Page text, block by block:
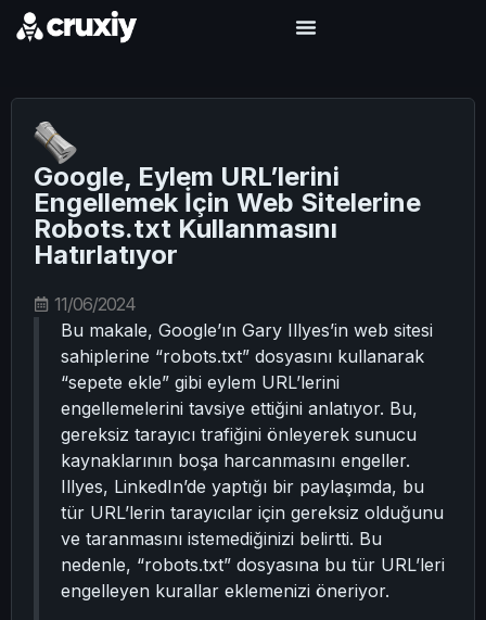
Google, Eylem URL’lerini
Engellemek İçin Web Sitelerine
Robots.txt Kullanmasını
Hatırlatıyor
11/06/2024
Bu makale, Google’ın Gary Illyes’in web sitesi
sahiplerine “robots.txt” dosyasını kullanarak
“sepete ekle” gibi eylem URL’lerini
engellemelerini tavsiye ettiğini anlatıyor. Bu,
gereksiz tarayıcı trafiğini önleyerek sunucu
kaynaklarının boşa harcanmasını engeller.
Illyes, LinkedIn’de yaptığı bir paylaşımda, bu
tür URL’lerin tarayıcılar için gereksiz olduğunu
ve taranmasını istemediğinizi belirtti. Bu
nedenle, “robots.txt” dosyasına bu tür URL’leri
engelleyen kurallar eklemenizi öneriyor.